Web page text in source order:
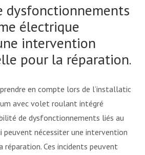
dysfonctionnements
électrique
intervention
pour la réparation.
en compte lors de l’installation
avec volet roulant intégré
de dysfonctionnements liés au
peuvent nécessiter une intervention
Ces incidents peuvent